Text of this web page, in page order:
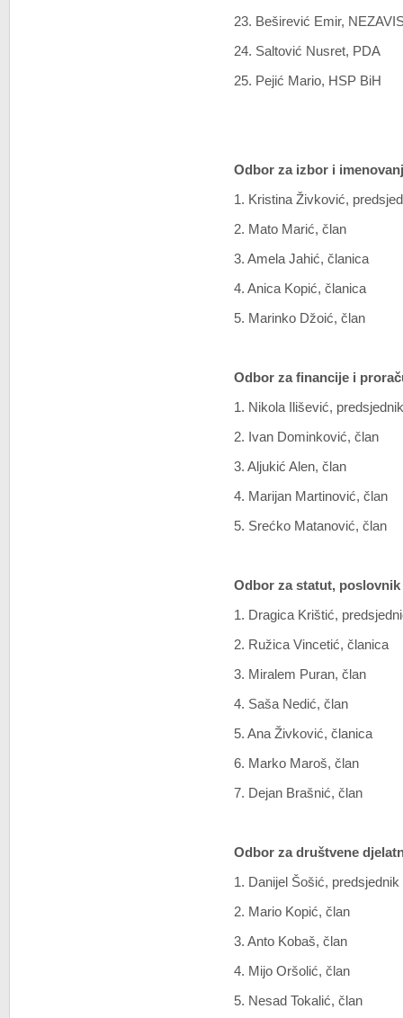
23. Beširević Emir,
24. Saltović Nusret, PDA
25. Pejić Mario, HSP BiH
Odbor za izbor i
1. Kristina Živković,
2. Mato Marić, član
3. Amela Jahić, članica
4. Anica Kopić, članica
5. Marinko Džoić, član
Odbor za financije i
1. Nikola Ilišević,
2. Ivan Dominković, član
3. Aljukić Alen, član
4. Marijan Martinović, član
5. Srećko Matanović, član
Odbor za statut,
1. Dragica Krištić,
2. Ružica Vincetić, članica
3. Miralem Puran, član
4. Saša Nedić, član
5. Ana Živković, članica
6. Marko Maroš, član
7. Dejan Brašnić, član
Odbor za društvene
1. Danijel Šošić, predsjednik
2. Mario Kopić, član
3. Anto Kobaš, član
4. Mijo Oršolić, član
5. Nesad Tokalić, član